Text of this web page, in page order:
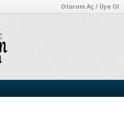
Oturum Aç / Üye Ol